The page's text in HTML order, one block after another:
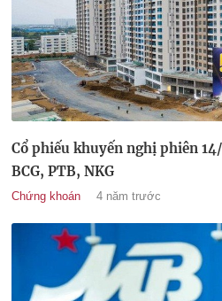
Cổ phiếu khuyến nghị phiên
BCG, PTB, NKG
Chứng khoán 4 năm trước